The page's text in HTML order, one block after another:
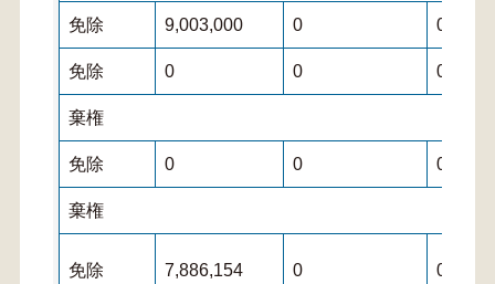
免除 9,003,000 0 0
免除 0 0 0
棄権
免除 0 0 0
棄権
免除 7,886,154 0 0